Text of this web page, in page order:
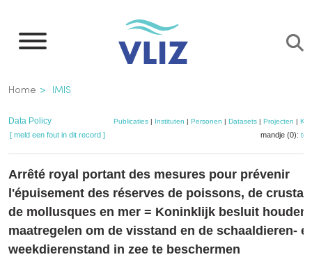
naar
inhoud
gaan
Kruimelpad
Home IMIS
Data Policy Publicaties | Instituten | Personen | Datasets | Projecten |
[ meld een fout in dit record ] mandje (0):
Arrêté royal portant des mesures pour prévenir
l'épuisement des réserves de poissons, de
de mollusques en mer = Koninklijk besluit
maatregelen om de visstand en de schaaldieren-
weekdierenstand in zee te beschermen